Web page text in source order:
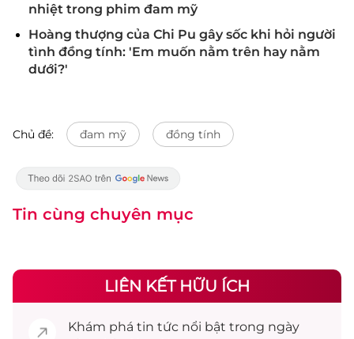
nhiệt trong phim đam mỹ
Hoàng thượng của Chi Pu gây sốc khi hỏi người
tình đồng tính: 'Em muốn nằm trên hay nằm
dưới?'
Chủ đề: đam mỹ đồng tính
Tin cùng chuyên mục
LIÊN KẾT HỮU ÍCH
Khám phá tin tức nổi bật trong ngày